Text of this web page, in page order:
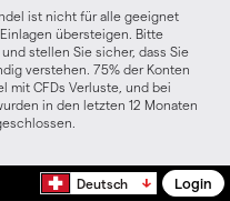
ist nicht für alle geeignet
übersteigen. Bitte
stellen Sie sicher, dass Sie
verstehen. 75% der Konten
mit CFDs Verluste, und bei
in den letzten 12 Monaten
Deutsch Login